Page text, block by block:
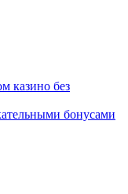
казино без
бонусами